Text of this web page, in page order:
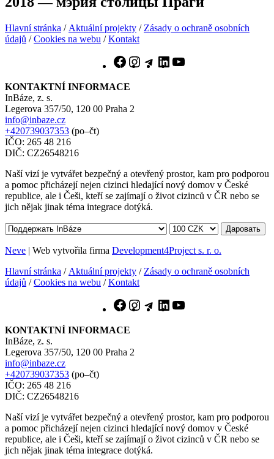
Hlavní stránka / Aktuální projekty / Zásady o ochraně osobních
údajů /Cookies na webu /Kontakt
Facebook
Instagram
TelegramLinkedIn
KONTAKTNÍ INFORMACE
InBáze, z. s.
Legerova 357/50, 120 00 Praha 2
info@inbaze.cz
+420739037353 (po–čt)
IČO: 265 48 216
DIČ: CZ26548216
Naší vizí je vytvářet bezpečný a otevřený prostor, kam pro podporou
a pomoc přicházejí nejen cizinci hledající nový domov v České
republice, ale i Češi, kteří se zajímají o život cizinců v ČR nebo se
jich nějak jinak téma integrace dotýká.
Даровать
Neve | Web vytvořila firma Development4Project s. r. o.
Hlavní stránka / Aktuální projekty / Zásady o ochraně osobních
údajů /Cookies na webu /Kontakt
Facebook
Instagram
TelegramLinkedIn
KONTAKTNÍ INFORMACE
InBáze, z. s.
Legerova 357/50, 120 00 Praha 2
info@inbaze.cz
+420739037353 (po–čt)
IČO: 265 48 216
DIČ: CZ26548216
Naší vizí je vytvářet bezpečný a otevřený prostor, kam pro podporou
a pomoc přicházejí nejen cizinci hledající nový domov v České
republice, ale i Češi, kteří se zajímají o život cizinců v ČR nebo se
jich nějak jinak téma integrace dotýká.